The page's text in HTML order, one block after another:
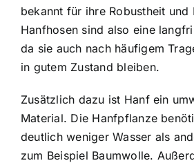
bekannt für ihre Robustheit und
Hanfhosen sind also eine
da sie auch nach häufigem
in gutem Zustand bleiben.
Zusätzlich dazu ist Hanf ein
Material. Die Hanfpflanze
deutlich weniger Wasser als
zum Beispiel Baumwolle.